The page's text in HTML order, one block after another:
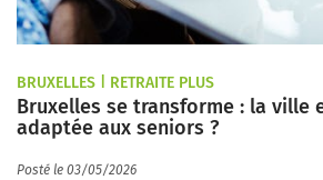
BRUXELLES | RETRAITE PLUS
Bruxelles se transforme : la ville
adaptée aux seniors ?
Posté le 03/05/2026